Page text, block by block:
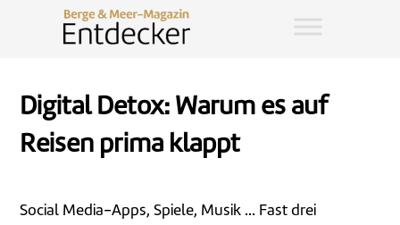
Digital Detox: Warum es auf
Reisen prima klappt
Social Media-Apps, Spiele, Musik … Fast drei